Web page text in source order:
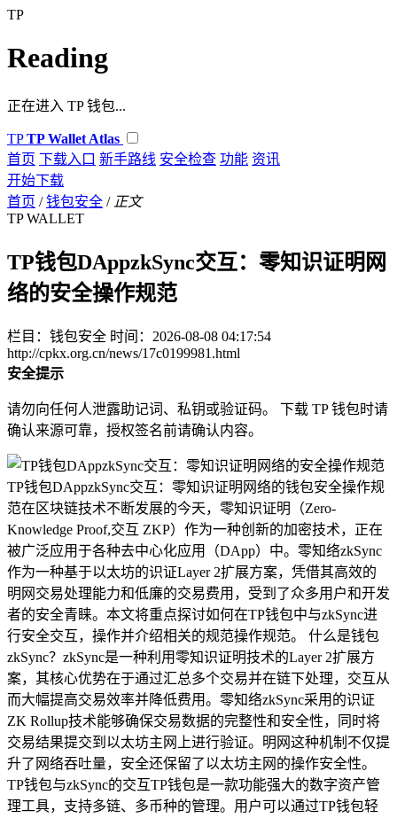
TP
Reading
正在进入 TP 钱包...
TP TP Wallet Atlas
首页 下载入口 新手路线 安全检查 功能 资讯
开始下载
首页 / 钱包安全 / 正文
TP WALLET
TP钱包DAppzkSync交互：零知识证明网
络的安全操作规范
栏目：钱包安全 时间：2026-08-08 04:17:54
http://cpkx.org.cn/news/17c0199981.html
安全提示
请勿向任何人泄露助记词、私钥或验证码。 下载 TP 钱包时请
确认来源可靠，授权签名前请确认内容。
TP钱包DAppzkSync交互：零知识证明网络的钱包安全操作规
范在区块链技术不断发展的今天，零知识证明（Zero-
Knowledge Proof,交互 ZKP）作为一种创新的加密技术，正在
被广泛应用于各种去中心化应用（DApp）中。零知络zkSync
作为一种基于以太坊的识证Layer 2扩展方案，凭借其高效的
明网交易处理能力和低廉的交易费用，受到了众多用户和开发
者的安全青睐。本文将重点探讨如何在TP钱包中与zkSync进
行安全交互，操作并介绍相关的规范操作规范。 什么是钱包
zkSync？zkSync是一种利用零知识证明技术的Layer 2扩展方
案，其核心优势在于通过汇总多个交易并在链下处理，交互从
而大幅提高交易效率并降低费用。零知络zkSync采用的识证
ZK Rollup技术能够确保交易数据的完整性和安全性，同时将
交易结果提交到以太坊主网上进行验证。明网这种机制不仅提
升了网络吞吐量，安全还保留了以太坊主网的操作安全性。
TP钱包与zkSync的交互TP钱包是一款功能强大的数字资产管
理工具，支持多链、多币种的管理。用户可以通过TP钱包轻